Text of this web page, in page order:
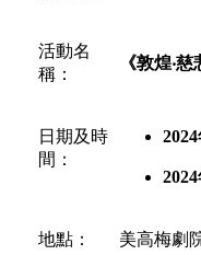
活動名
稱：
《敦煌‧慈
日期及時
間：
2024
2024
地點： 美高梅劇